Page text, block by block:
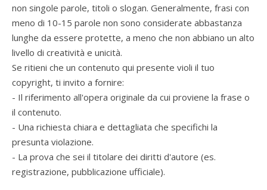
non singole parole, titoli o slogan. Generalmente, frasi con
meno di 10-15 parole non sono considerate abbastanza
lunghe da essere protette, a meno che non abbiano un alto
livello di creatività e unicità.
Se ritieni che un contenuto qui presente violi il tuo
copyright, ti invito a fornire:
- Il riferimento all'opera originale da cui proviene la frase o
il contenuto.
- Una richiesta chiara e dettagliata che specifichi la
presunta violazione.
- La prova che sei il titolare dei diritti d'autore (es.
registrazione, pubblicazione ufficiale).